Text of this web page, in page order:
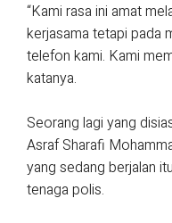
“Kami rasa ini amat
kerjasama tetapi pada
telefon kami. Kami
katanya.
Seorang lagi yang
Asraf Sharafi
yang sedang berjalan
tenaga polis.